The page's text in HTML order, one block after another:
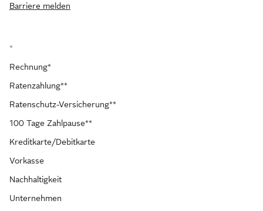
Barriere melden
*
Rechnung*
Ratenzahlung**
Ratenschutz-Versicherung**
100 Tage Zahlpause**
Kreditkarte/Debitkarte
Vorkasse
Nachhaltigkeit
Unternehmen